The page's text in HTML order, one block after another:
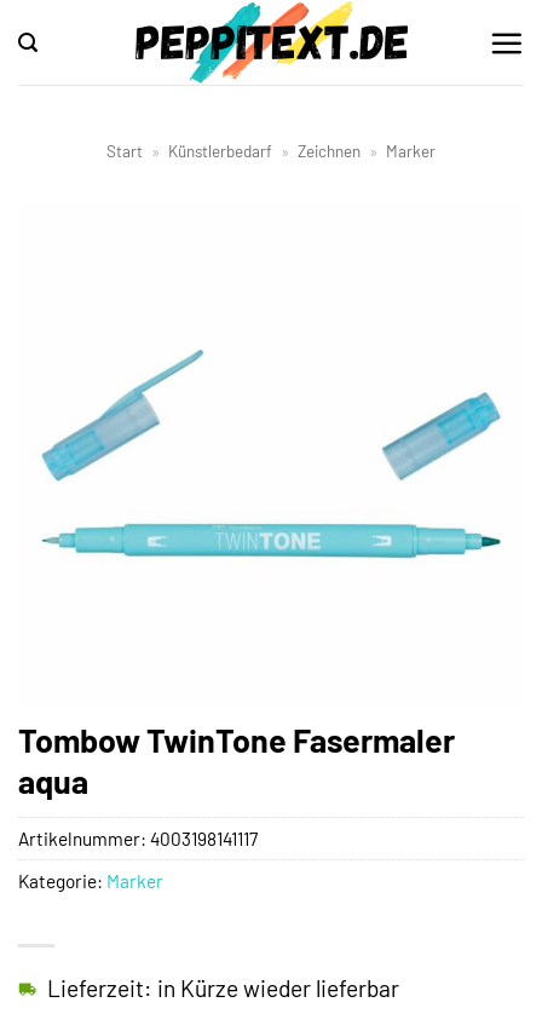
Inhalt
springen
Start » Künstlerbedarf » Zeichnen » Marker
Tombow TwinTone Fasermaler
aqua
Lieferzeit: in Kürze wieder lieferbar
Artikelnummer: 4003198141117
Kategorie: Marker